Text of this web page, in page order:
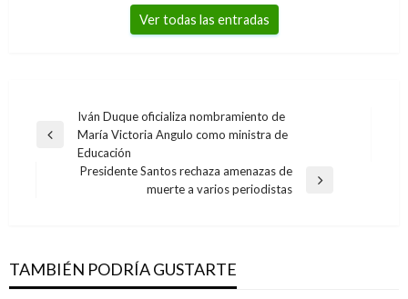
Ver todas las entradas
Navegación
de
entradas
Entrada
anterior
Iván Duque oficializa nombramiento de
María Victoria Angulo como ministra de
Educación
Presidente Santos rechaza amenazas de
muerte a varios periodistas
TAMBIÉN PODRÍA GUSTARTE